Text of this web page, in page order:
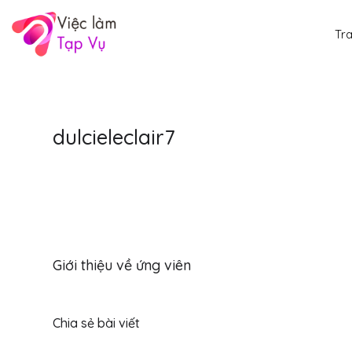
dulcieleclair7
Giới thiệu về ứng viên
Chia sẻ bài viết